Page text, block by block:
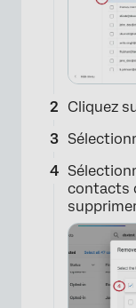
Cliquez
contacts